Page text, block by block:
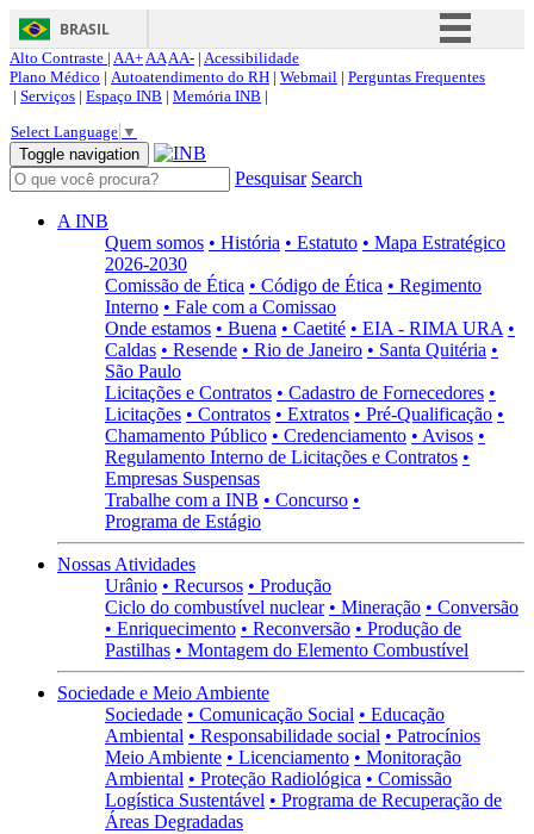
BRASIL
Simplifique!
Acesso à informação
Canais
Alto Contraste | AA+AAAA- | Acessibilidade
Plano Médico | Autoatendimento do RH | Webmail | Perguntas Frequentes
| Serviços | Espaço INB | Memória INB |
Select Language ▼
Toggle navigation
Pesquisar Search
A INB
Quem somos • História • Estatuto • Mapa Estratégico
2026-2030
Comissão de Ética • Código de Ética • Regimento
Interno • Fale com a Comissao
Onde estamos • Buena • Caetité • EIA - RIMA URA •
Caldas • Resende • Rio de Janeiro • Santa Quitéria •
São Paulo
Licitações e Contratos • Cadastro de Fornecedores •
Licitações • Contratos • Extratos • Pré-Qualificação •
Chamamento Público • Credenciamento • Avisos •
Regulamento Interno de Licitações e Contratos •
Empresas Suspensas
Trabalhe com a INB • Concurso •
Programa de Estágio
Nossas Atividades
Urânio • Recursos • Produção
Ciclo do combustível nuclear • Mineração • Conversão
• Enriquecimento • Reconversão • Produção de
Pastilhas • Montagem do Elemento Combustível
Sociedade e Meio Ambiente
Sociedade • Comunicação Social • Educação
Ambiental • Responsabilidade social • Patrocínios
Meio Ambiente • Licenciamento • Monitoração
Ambiental • Proteção Radiológica • Comissão
Logística Sustentável • Programa de Recuperação de
Áreas Degradadas